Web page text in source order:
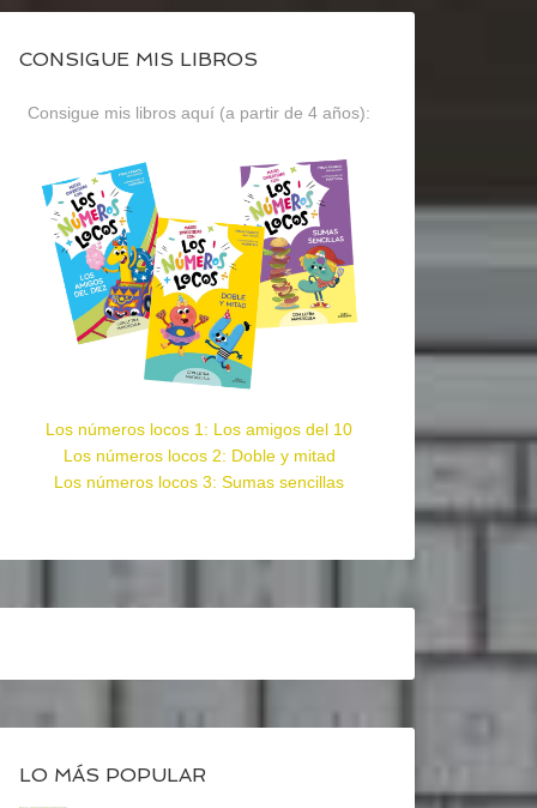
CONSIGUE MIS LIBROS
Consigue mis libros aquí (a partir de 4 años):
Los números locos 1: Los amigos del 10
Los números locos 2: Doble y mitad
Los números locos 3: Sumas sencillas
LO MÁS POPULAR